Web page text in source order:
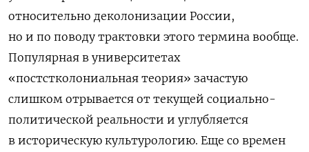
относительно деколонизации России,
но и по поводу трактовки этого термина вообще.
Популярная в университетах
«постстколониальная теория» зачастую
слишком отрывается от текущей социально-
политической реальности и углубляется
в историческую культурологию. Еще со времен